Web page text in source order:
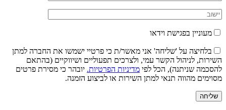
מעוניין בפגישת וידאו
בלחיצה על 'שליחה' אני מאשר/ת כי פרטיי ישמשו את החברה למתן
השירות, לניהול הקשר עמי, ולצרכים תפעוליים ושיווקיים (בהתאם
להסכמה שניתנה), הכל לפי מדיניות הפרטיות. יובהר כי מסירת פרטים
מסוימים מהווה תנאי למתן השירות או לביצוע הזמנה.